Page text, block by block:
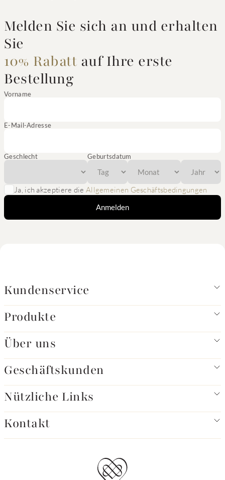
Melden Sie sich an und erhalten
Sie
10% Rabatt auf Ihre erste
Bestellung
Vorname
E-Mail-Adresse
Geschlecht Geburtsdatum
Ja, ich akzeptiere die Allgemeinen Geschäftsbedingungen
Anmelden
Kundenservice
Produkte
Über uns
Geschäftskunden
Nützliche Links
Kontakt